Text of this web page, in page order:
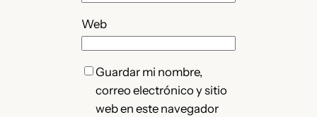
Web
Guardar mi nombre,
correo electrónico y sitio
web en este navegador